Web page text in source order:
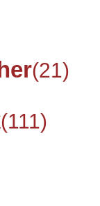
(21)
(111)